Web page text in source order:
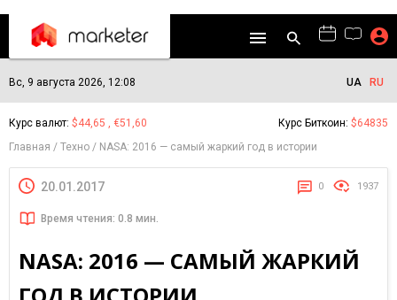
Вс, 9 августа 2026, 12:08 UA RU
Курс валют: $44,65 , €51,60 Курс Биткоин: $64835
Главная
Техно NASA: 2016 — самый жаркий год в истории
20.01.2017 0 1937
Время чтения: 0.8 мин.
NASA: 2016 — САМЫЙ ЖАРКИЙ